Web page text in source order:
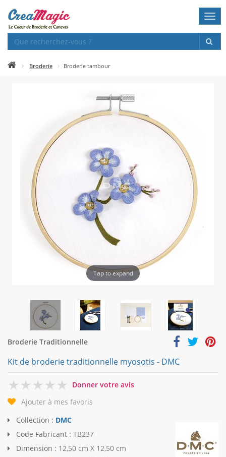
Broderie Broderie tambour
Tap to expand
Broderie Traditionnelle
Kit de broderie traditionnelle myosotis - DMC
0
Donner votre avis
Ajouter à mes favoris
Collection : DMC
Code Fabricant : TB237
Dimension : 12,50 cm X 12,50 cm